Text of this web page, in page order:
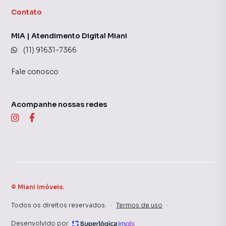
Contato
MIA | Atendimento Digital Miani
(11) 91631-7366
Fale conosco
Acompanhe nossas redes
© Miani Imóveis.
Todos os direitos reservados. · Termos de uso ·
Desenvolvido por